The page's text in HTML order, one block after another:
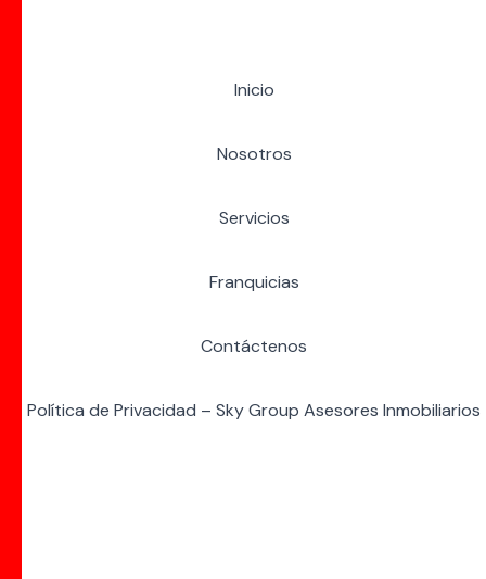
Inicio
Nosotros
Servicios
Franquicias
Contáctenos
Política de Privacidad – Sky Group Asesores Inmobiliarios